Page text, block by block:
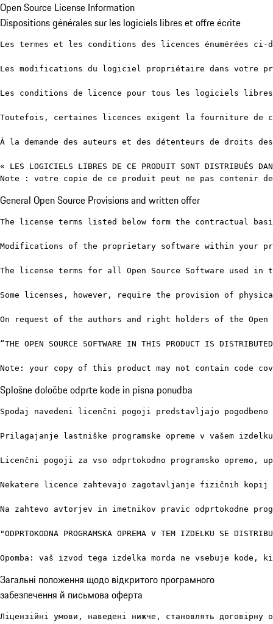
Open Source License Information
Dispositions générales sur les logiciels libres et offre écrite
Les termes et les conditions des licences énumérées
Les modifications du logiciel propriétaire dans votre
Les conditions de licence pour tous les logiciels
Toutefois, certaines licences exigent la fourniture de
À la demande des auteurs et des détenteurs de
« LES LOGICIELS LIBRES DE CE PRODUIT SONT
Note : votre copie de ce produit peut ne pas contenir
General Open Source Provisions and written offer
The license terms listed below form the contractual
Modifications of the proprietary software within your
The license terms for all Open Source Software used
Some licenses, however, require the provision of
On request of the authors and right holders of the
“THE OPEN SOURCE SOFTWARE IN THIS PRODUCT IS
Note: your copy of this product may not contain code
Splošne določbe odprte kode in pisna ponudba
Spodaj navedeni licenčni pogoji predstavljajo
Prilagajanje lastniške programske opreme v vašem
Licenčni pogoji za vso odprtokodno programsko
Nekatere licence zahtevajo zagotavljanje fizičnih
Na zahtevo avtorjev in imetnikov pravic odprtokodne
"ODPRTOKODNA PROGRAMSKA OPREMA V TEM IZDELKU SE
Opomba: vaš izvod tega izdelka morda ne vsebuje
Загальні положення щодо відкритого програмного
забезпечення й письмова оферта
Ліцензійні умови, наведені нижче, становлять